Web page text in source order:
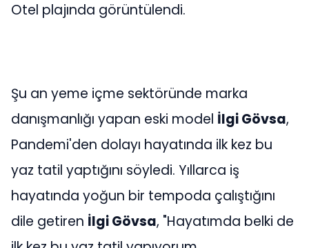
Otel plajında görüntülendi.
Şu an yeme içme sektöründe marka
danışmanlığı yapan eski model İlgi Gövsa,
Pandemi'den dolayı hayatında ilk kez bu
yaz tatil yaptığını söyledi. Yıllarca iş
hayatında yoğun bir tempoda çalıştığını
dile getiren İlgi Gövsa, "Hayatımda belki de